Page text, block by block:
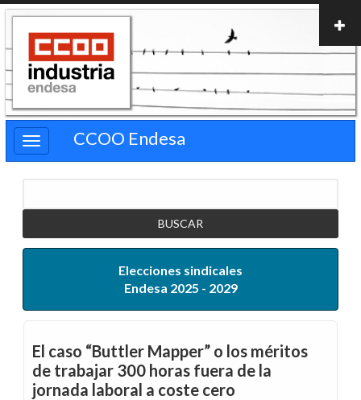
Pasar
contenido
principal
CCOO Endesa
Elecciones sindicales
Endesa 2025 - 2029
El caso “Buttler Mapper” o los méritos
de trabajar 300 horas fuera de la
jornada laboral a coste cero